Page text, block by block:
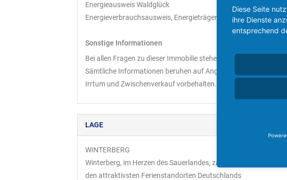
Energieausweis Waldglück
Energieverbrauchsausweis, Energieträger Gas,
Sonstige Informationen
Bei allen Fragen zu dieser Immobilie stehen wir Ihnen gerne
Sämtliche Informationen beruhen auf Angaben des Verkäufers.
Irrtum und Zwischenverkauf vorbehalten.
LAGE
WINTERBERG
Winterberg, im Herzen des Sauerlandes, zählt zu
den attraktivsten Ferienstandorten Deutschlands
Diese Seite
ihre Dienste
entsprechend